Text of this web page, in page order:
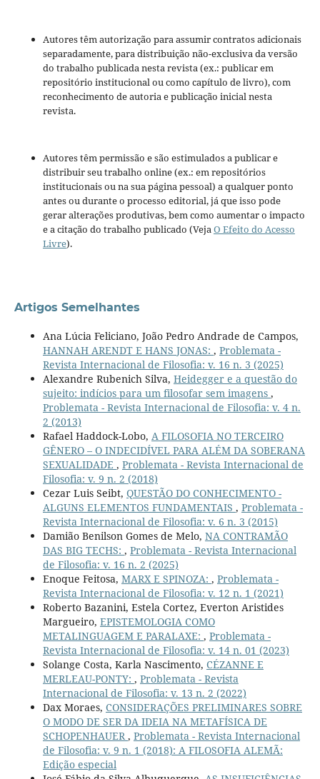
Autores têm autorização para assumir contratos adicionais
separadamente, para distribuição não-exclusiva da versão
do trabalho publicada nesta revista (ex.: publicar em
repositório institucional ou como capítulo de livro), com
reconhecimento de autoria e publicação inicial nesta
revista.
Autores têm permissão e são estimulados a publicar e
distribuir seu trabalho online (ex.: em repositórios
institucionais ou na sua página pessoal) a qualquer ponto
antes ou durante o processo editorial, já que isso pode
gerar alterações produtivas, bem como aumentar o impacto
e a citação do trabalho publicado (VejaO Efeito do Acesso
Livre).
Artigos Semelhantes
Ana Lúcia Feliciano, João Pedro Andrade de Campos,
HANNAH ARENDT E HANS JONAS: , Problemata -
Revista Internacional de Filosofia: v. 16 n. 3 (2025)
Alexandre Rubenich Silva, Heidegger e a questão do
sujeito: indícios para um filosofar sem imagens ,
Problemata - Revista Internacional de Filosofia: v. 4 n.
2 (2013)
Rafael Haddock-Lobo, A FILOSOFIA NO TERCEIRO
GÊNERO – O INDECIDÍVEL PARA ALÉM DA SOBERANA
SEXUALIDADE , Problemata - Revista Internacional de
Filosofia: v. 9 n. 2 (2018)
Cezar Luis Seibt, QUESTÃO DO CONHECIMENTO -
ALGUNS ELEMENTOS FUNDAMENTAIS , Problemata -
Revista Internacional de Filosofia: v. 6 n. 3 (2015)
Damião Benilson Gomes de Melo, NA CONTRAMÃO
DAS BIG TECHS: , Problemata - Revista Internacional
de Filosofia: v. 16 n. 2 (2025)
Enoque Feitosa, MARX E SPINOZA: , Problemata -
Revista Internacional de Filosofia: v. 12 n. 1 (2021)
Roberto Bazanini, Estela Cortez, Everton Aristides
Margueiro, EPISTEMOLOGIA COMO
METALINGUAGEM E PARALAXE: , Problemata -
Revista Internacional de Filosofia: v. 14 n. 01 (2023)
Solange Costa, Karla Nascimento, CÉZANNE E
MERLEAU-PONTY: , Problemata - Revista
Internacional de Filosofia: v. 13 n. 2 (2022)
Dax Moraes, CONSIDERAÇÕES PRELIMINARES SOBRE
O MODO DE SER DA IDEIA NA METAFÍSICA DE
SCHOPENHAUER, Problemata - Revista Internacional
de Filosofia: v. 9 n. 1 (2018): A FILOSOFIA ALEMÃ:
Edição especial